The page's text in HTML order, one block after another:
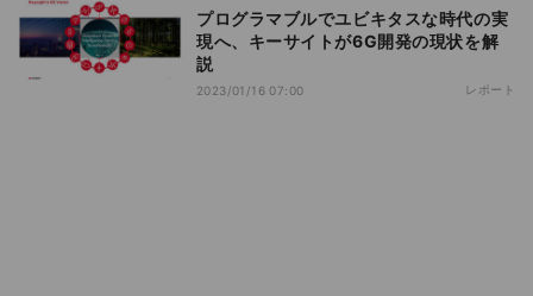
プログラマブルでユビキタスな時代の実
現へ、キーサイトが6G開発の現状を解
説
2023/01/16 07:00 レポート